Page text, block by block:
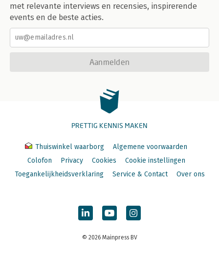
met relevante interviews en recensies, inspirerende
events en de beste acties.
Aanmelden
PRETTIG KENNIS MAKEN
Thuiswinkel waarborg
Algemene voorwaarden
Colofon
Privacy Cookies
Cookie instellingen
Toegankelijkheidsverklaring
Service & Contact Over ons
© 2026 Mainpress BV